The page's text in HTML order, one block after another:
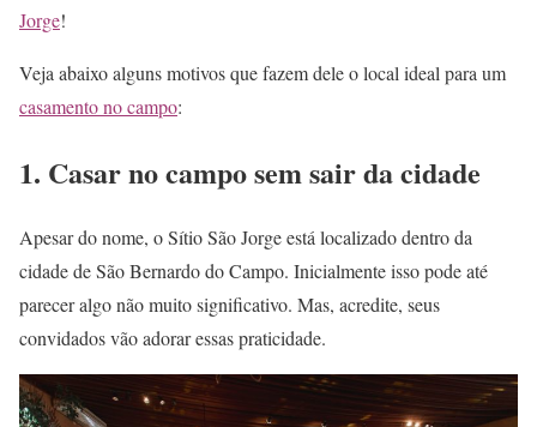
Jorge!
Veja abaixo alguns motivos que fazem dele o local ideal para um
casamento no campo:
1. Casar no campo sem sair da cidade
Apesar do nome, o Sítio São Jorge está localizado dentro da
cidade de São Bernardo do Campo. Inicialmente isso pode até
parecer algo não muito significativo. Mas, acredite, seus
convidados vão adorar essas praticidade.